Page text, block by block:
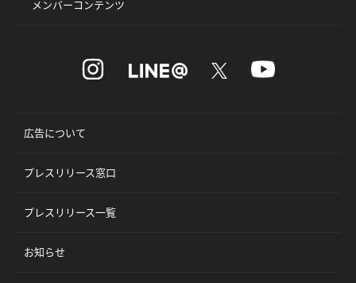
メンバーコンテンツ
広告について
プレスリリース窓口
プレスリリース一覧
お知らせ